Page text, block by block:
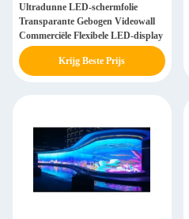
Ultradunne LED-schermfolie
Transparante Gebogen Videowall
Commerciële Flexibele LED-display
Krijg Beste Prijs